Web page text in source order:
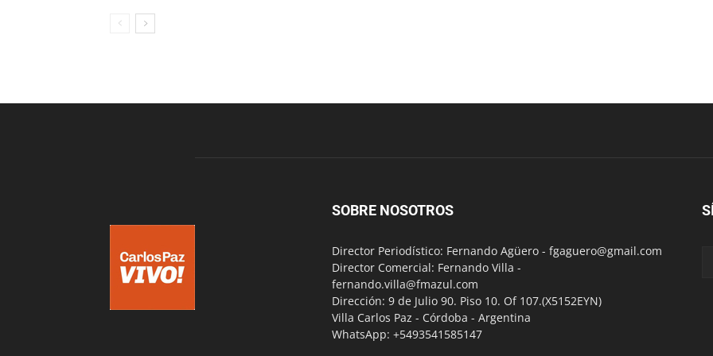
SOBRE NOSOTROS
Director Periodístico: Fernando Agüero - fgaguero@gmail.com
Director Comercial: Fernando Villa -
fernando.villa@fmazul.com
Dirección: 9 de Julio 90. Piso 10. Of 107.(X5152EYN)
Villa Carlos Paz - Córdoba - Argentina
WhatsApp: +5493541585147